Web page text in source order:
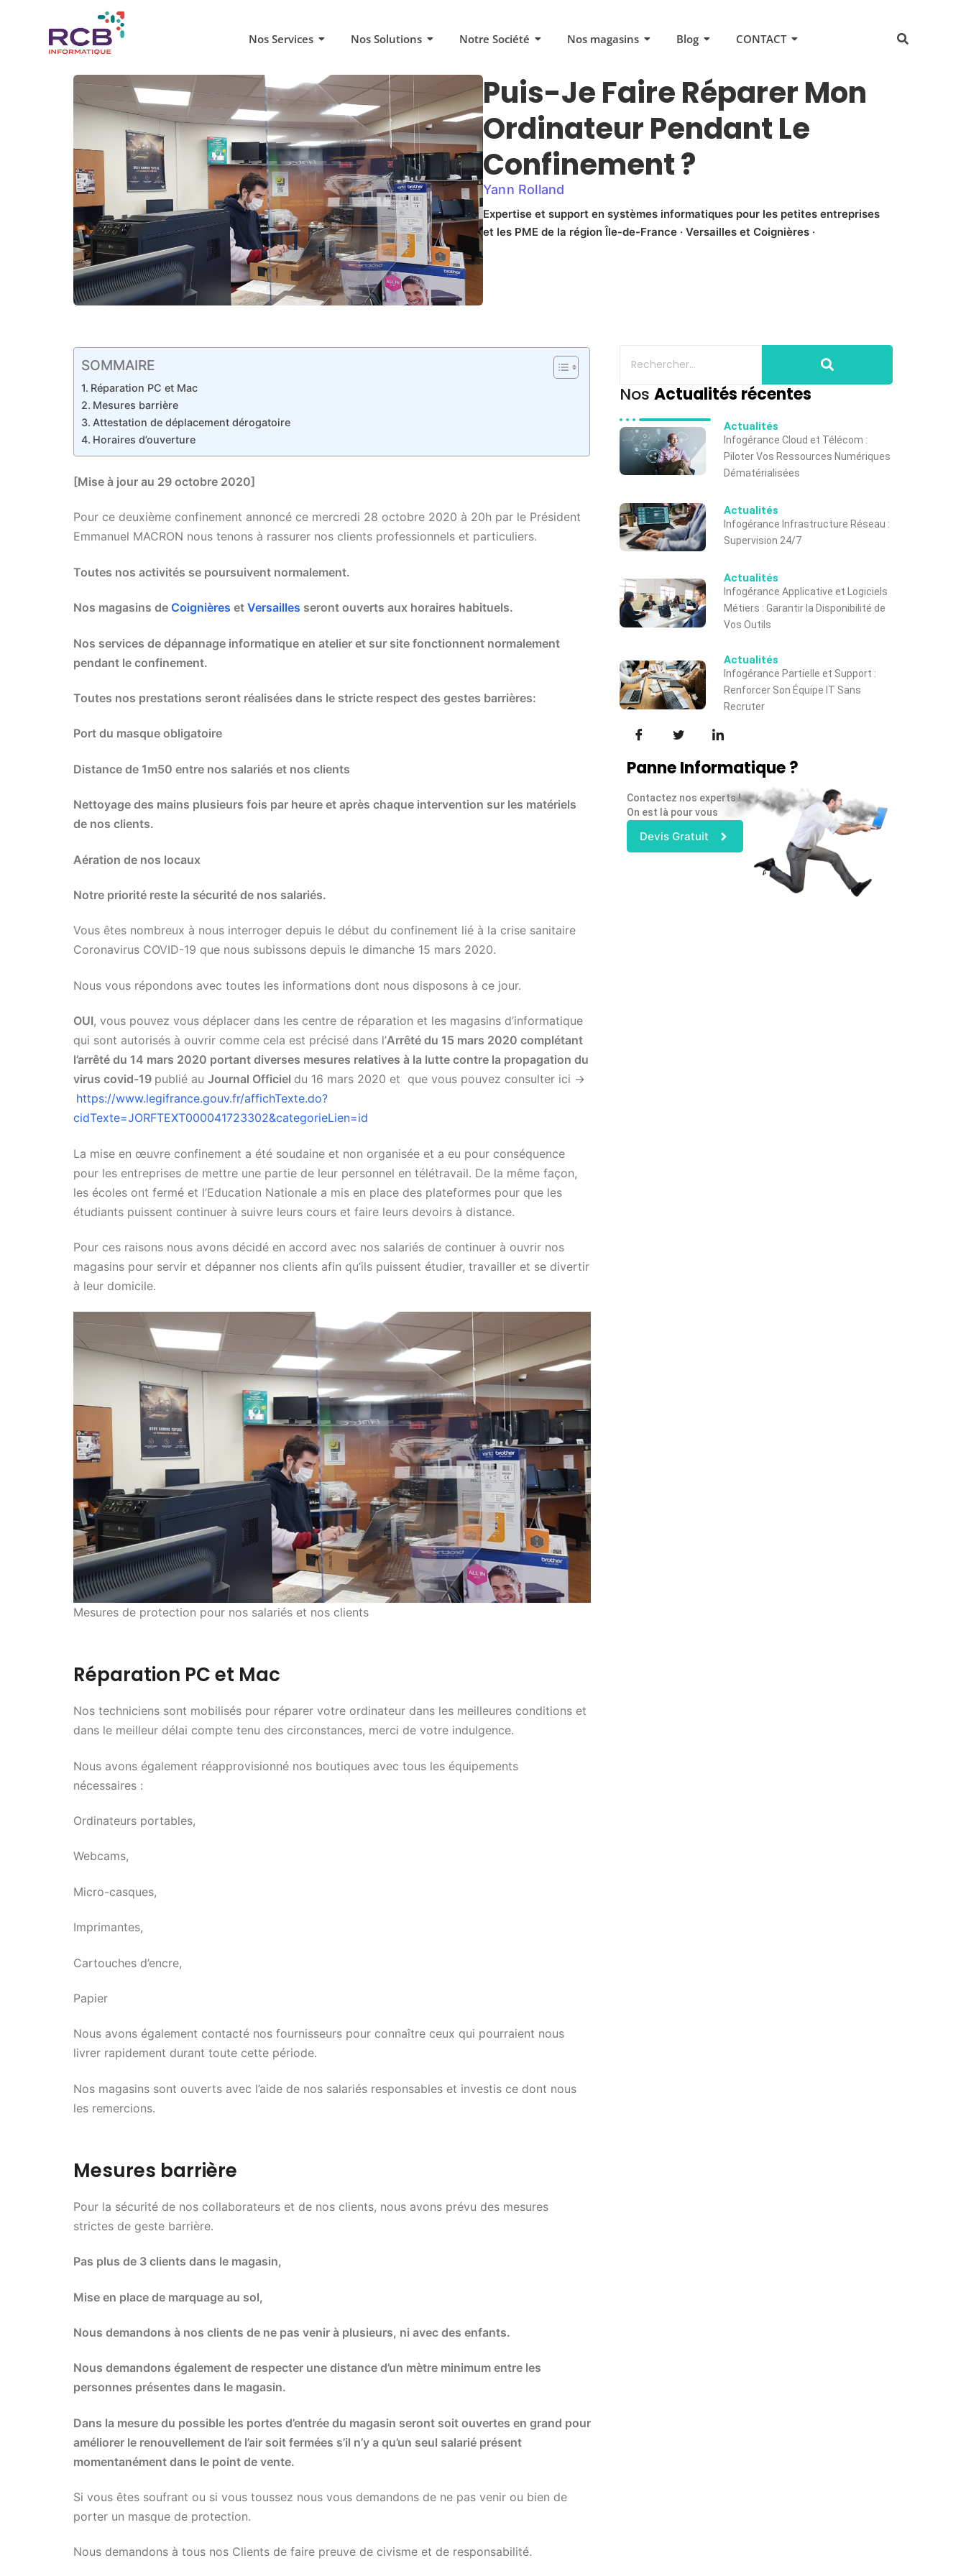
Nos Services Nos Solutions Notre Société Nos magasins Blog CONTACT
Puis-Je Faire Réparer Mon
Ordinateur Pendant Le
Confinement ?
Yann Rolland
Expertise et support en systèmes informatiques pour les petites entreprises
et les PME de la région Île-de-France · Versailles et Coignières ·
SOMMAIRE
Réparation PC et Mac
Mesures barrière
Attestation de déplacement dérogatoire
Horaires d’ouverture
[Mise à jour au 29 octobre 2020]
Pour ce deuxième confinement annoncé ce mercredi 28 octobre 2020 à 20h par le Président
Emmanuel MACRON nous tenons à rassurer nos clients professionnels et particuliers.
Toutes nos activités se poursuivent normalement.
Nos magasins de Coignières et Versailles seront ouverts aux horaires habituels.
Nos services de dépannage informatique en atelier et sur site fonctionnent normalement
pendant le confinement.
Toutes nos prestations seront réalisées dans le stricte respect des gestes barrières:
Port du masque obligatoire
Distance de 1m50 entre nos salariés et nos clients
Nettoyage des mains plusieurs fois par heure et après chaque intervention sur les matériels
de nos clients.
Aération de nos locaux
Notre priorité reste la sécurité de nos salariés.
Vous êtes nombreux à nous interroger depuis le début du confinement lié à la crise sanitaire
Coronavirus COVID-19 que nous subissons depuis le dimanche 15 mars 2020.
Nous vous répondons avec toutes les informations dont nous disposons à ce jour.
OUI, vous pouvez vous déplacer dans les centre de réparation et les magasins d’informatique
qui sont autorisés à ouvrir comme cela est précisé dans l’Arrêté du 15 mars 2020 complétant
l’arrêté du 14 mars 2020 portant diverses mesures relatives à la lutte contre la propagation du
virus covid-19 publié au Journal Officiel du 16 mars 2020 et que vous pouvez consulter ici ->
https://www.legifrance.gouv.fr/affichTexte.do?
cidTexte=JORFTEXT000041723302&categorieLien=id
La mise en œuvre confinement a été soudaine et non organisée et a eu pour conséquence
pour les entreprises de mettre une partie de leur personnel en télétravail. De la même façon,
les écoles ont fermé et l’Education Nationale a mis en place des plateformes pour que les
étudiants puissent continuer à suivre leurs cours et faire leurs devoirs à distance.
Pour ces raisons nous avons décidé en accord avec nos salariés de continuer à ouvrir nos
magasins pour servir et dépanner nos clients afin qu’ils puissent étudier, travailler et se divertir
à leur domicile.
Mesures de protection pour nos salariés et nos clients
Réparation PC et Mac
Nos techniciens sont mobilisés pour réparer votre ordinateur dans les meilleures conditions et
dans le meilleur délai compte tenu des circonstances, merci de votre indulgence.
Nous avons également réapprovisionné nos boutiques avec tous les équipements
nécessaires :
Ordinateurs portables,
Webcams,
Micro-casques,
Imprimantes,
Cartouches d’encre,
Papier
Nous avons également contacté nos fournisseurs pour connaître ceux qui pourraient nous
livrer rapidement durant toute cette période.
Nos magasins sont ouverts avec l’aide de nos salariés responsables et investis ce dont nous
les remercions.
Mesures barrière
Pour la sécurité de nos collaborateurs et de nos clients, nous avons prévu des mesures
strictes de geste barrière.
Pas plus de 3 clients dans le magasin,
Mise en place de marquage au sol,
Nous demandons à nos clients de ne pas venir à plusieurs, ni avec des enfants.
Nous demandons également de respecter une distance d’un mètre minimum entre les
personnes présentes dans le magasin.
Dans la mesure du possible les portes d’entrée du magasin seront soit ouvertes en grand pour
améliorer le renouvellement de l’air soit fermées s’il n’y a qu’un seul salarié présent
momentanément dans le point de vente.
Si vous êtes soufrant ou si vous toussez nous vous demandons de ne pas venir ou bien de
porter un masque de protection.
Nous demandons à tous nos Clients de faire preuve de civisme et de responsabilité.
Nos Actualités récentes
Actualités
Infogérance Cloud et Télécom :
Piloter Vos Ressources Numériques
Dématérialisées
Actualités
Infogérance Infrastructure Réseau :
Supervision 24/7
Actualités
Infogérance Applicative et Logiciels
Métiers : Garantir la Disponibilité de
Vos Outils
Actualités
Infogérance Partielle et Support :
Renforcer Son Équipe IT Sans
Recruter
Panne Informatique ?
Contactez nos experts !
On est là pour vous
Devis Gratuit